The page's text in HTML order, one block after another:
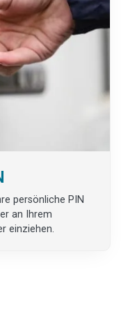
persönliche PIN
an Ihrem
einziehen.